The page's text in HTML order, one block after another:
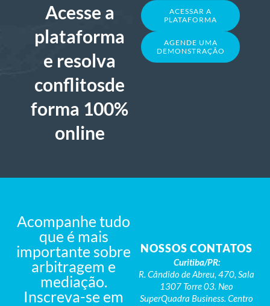
Acesse a
plataforma
e resolva
conflitosde
forma 100%
online
ACESSAR A
PLATAFORMA
AGENDE UMA
DEMONSTRAÇÃO
Acompanhe tudo
que é mais
importante sobre
arbitragem e
mediação.
Inscreva-se em
NOSSOS CONTATOS
Curitiba/PR:
R. Cândido de Abreu, 470, Sala
1307 Torre 03. Neo
SuperQuadra Business. Centro